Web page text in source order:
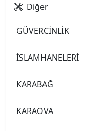
Diğer
GÜVERCİNLİK
İSLAMHANELERİ
KARABAĞ
KARAOVA